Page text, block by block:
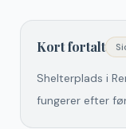
Kort fortalt
Shelterplads i
fungerer efter